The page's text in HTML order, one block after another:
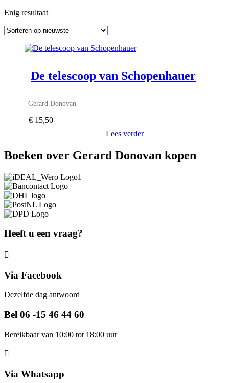
Enig resultaat
De telescoop van Schopenhauer
Gerard Donovan
€ 15,50
Lees verder
Boeken over Gerard Donovan kopen
Heeft u een vraag?
Via Facebook
Dezelfde dag antwoord
Bel 06 -15 46 44 60
Bereikbaar van 10:00 tot 18:00 uur
Via Whatsapp